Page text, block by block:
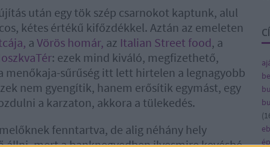
után egy tök szép csarnokot kaptunk, alul
kétes értékű kifőzdékkel. Aztán az emeleten
a Vörös homár, az Italian Street food, a
: ezek mind kiváló, megfizethető,
menőkaja-sűrűség itt lett hirtelen a legnagyobb
nem gyengítik, hanem erősítik egymást, egy
a karzaton, akkora a tülekedés.
fenntartva, de alig néhány hely
mert a banknegyedben ilyesmire kevésbé
(